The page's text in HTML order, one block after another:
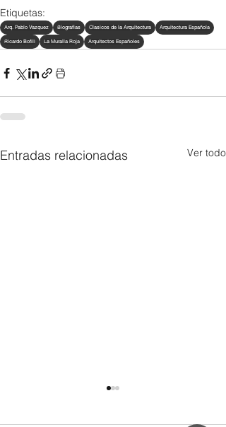
Etiquetas:
Arq. Pablo Vazquez Biografias Clasicos de la Arquitectura Arquitectura Española
Ricardo Bofill La Muralla Roja Arquitectos Españoles
Entradas relacionadas Ver todo